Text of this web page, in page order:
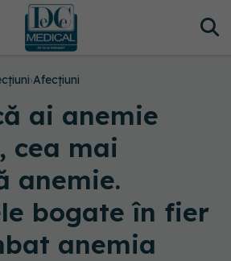
›Afecțiuni
ai anemie
cea mai
anemie.
bogate în fier
anemia